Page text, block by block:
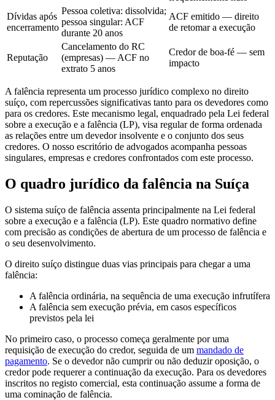
Dívidas após
encerramento
Pessoa coletiva: dissolvida;
pessoa singular: ACF
durante 20 anos
ACF emitido — direito
de retomar a execução
Reputação
Cancelamento do RC
(empresas) — ACF no
extrato 5 anos
Credor de boa-fé — sem
impacto
A falência representa um processo jurídico complexo no direito
suíço, com repercussões significativas tanto para os devedores como
para os credores. Este mecanismo legal, enquadrado pela Lei federal
sobre a execução e a falência (LP), visa regular de forma ordenada
as relações entre um devedor insolvente e o conjunto dos seus
credores. O nosso escritório de advogados acompanha pessoas
singulares, empresas e credores confrontados com este processo.
O quadro jurídico da falência na Suíça
O sistema suíço de falência assenta principalmente na Lei federal
sobre a execução e a falência (LP). Este quadro normativo define
com precisão as condições de abertura de um processo de falência e
o seu desenvolvimento.
O direito suíço distingue duas vias principais para chegar a uma
falência:
A falência ordinária, na sequência de uma execução infrutífera
A falência sem execução prévia, em casos específicos
previstos pela lei
No primeiro caso, o processo começa geralmente por uma
requisição de execução do credor, seguida de um mandado de
pagamento. Se o devedor não cumprir ou não deduzir oposição, o
credor pode requerer a continuação da execução. Para os devedores
inscritos no registo comercial, esta continuação assume a forma de
uma cominação de falência.